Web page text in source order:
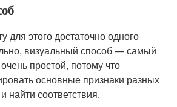
для этого достаточно одного
визуальный способ — самый
простой, потому что
основные признаки разных
найти соответствия.